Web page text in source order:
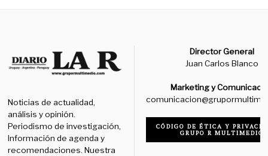
Noticias de actualidad,
análisis y opinión.
Periodismo de investigación,
Información de agenda y
recomendaciones. Nuestra
Director General
Juan Carlos Blanco
Marketing y
CÓDIGO DE ÉTICA Y
GRUPO R MULTIMEDIO